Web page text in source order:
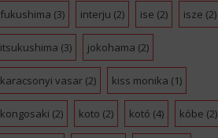
fukushima (3) interju (2) ise (2) isze (2)
itsukushima (3) jokohama (2)
karacsonyi vasar(2) kiss monika (1)
kongosaki (2) koto (2) kotó (4) kóbe (2)